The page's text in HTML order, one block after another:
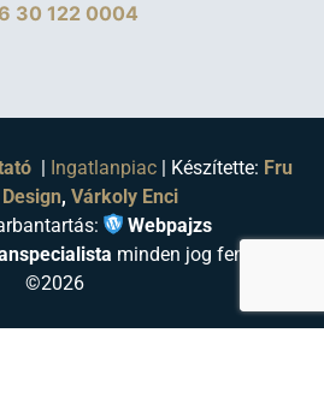
30 122 0004
| Ingatlanpiac | Készítette: Fru
, Várkoly Enci
Webpajzs
minden jog fenntartva
©2026